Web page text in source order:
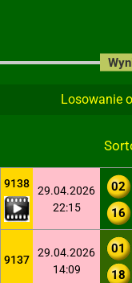
Losowanie
9138
29.04.2026
22:15
02
16
9137
29.04.2026
14:09
01
18